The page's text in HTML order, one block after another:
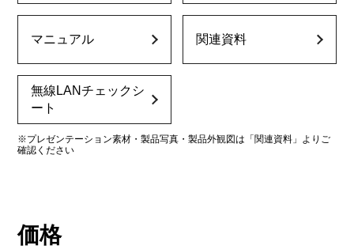
マニュアル 関連資料
無線LANチェックシ
ート
※プレゼンテーション素材・製品写真・製品外観図は「関連資料」よりご
確認ください
価格